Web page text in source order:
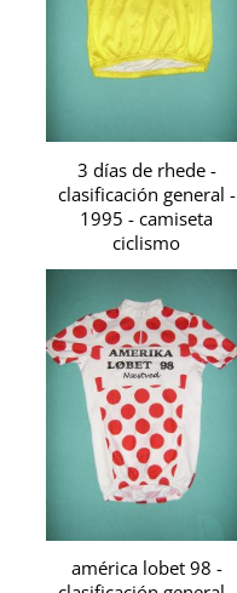
3 días de rhede -
clasificación general -
1995 - camiseta
ciclismo
américa lobet 98 -